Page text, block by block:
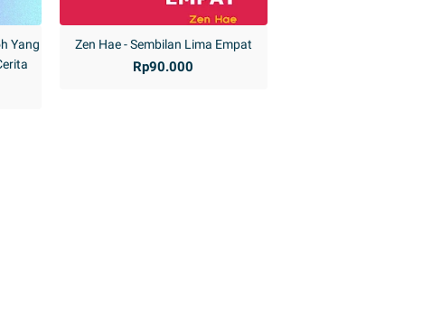
Yang
Zen Hae - Sembilan Lima Empat
Rp90.000